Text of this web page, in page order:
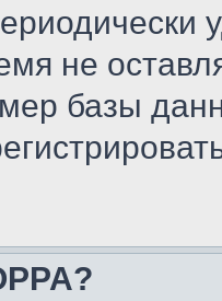
не
базы